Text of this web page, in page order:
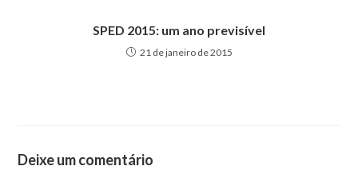
SPED 2015: um ano previsível
21 de janeiro de 2015
Deixe um comentário